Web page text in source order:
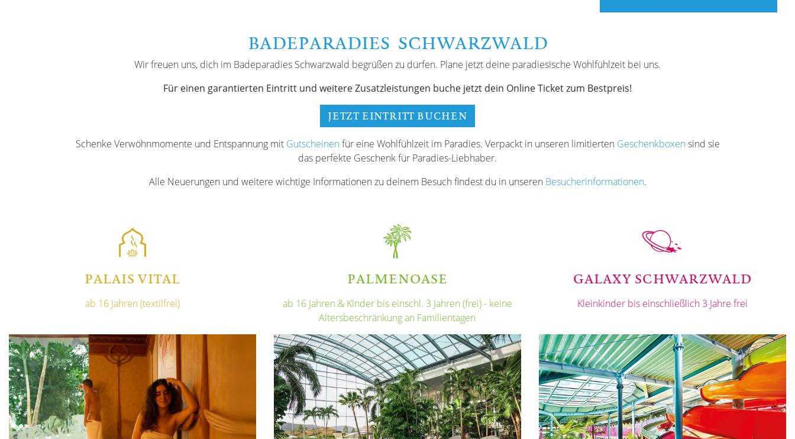
BADEPARADIES SCHWARZWALD
Wir freuen uns, dich im Badeparadies Schwarzwald begrüßen zu dürfen. Plane jetzt deine paradiesische Wohlfühlzeit bei uns.
Für einen garantierten Eintritt und weitere Zusatzleistungen buche jetzt dein Online Ticket zum Bestpreis!
JETZT EINTRITT BUCHEN
Schenke Verwöhnmomente und Entspannung mit Gutscheinenfür eine Wohlfühlzeit im Paradies. Verpackt in unseren limitierten Geschenkboxensind sie
das perfekte Geschenk für Paradies-Liebhaber.
Alle Neuerungen und weitere wichtige Informationen zu deinem Besuch findest du in unseren Besucherinformationen.
PALAIS VITAL
ab 16 Jahren (textilfrei)
PALMENOASE
ab 16 Jahren & Kinder bis einschl. 3 Jahren (frei) - keine
Altersbeschränkung an Familientagen
GALAXY SCHWARZWALD
Kleinkinder bis einschließlich 3 Jahre frei